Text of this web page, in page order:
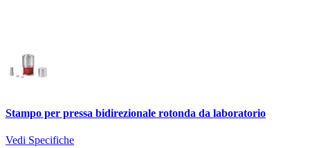
Stampo per pressa bidirezionale rotonda da laboratorio
Vedi Specifiche